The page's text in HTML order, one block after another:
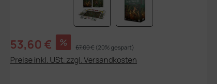
Verkaufspreis:
53,60 € % Regulärer Preis:
67,00 € (20% gespart)
Preise inkl. USt. zzgl. Versandkosten